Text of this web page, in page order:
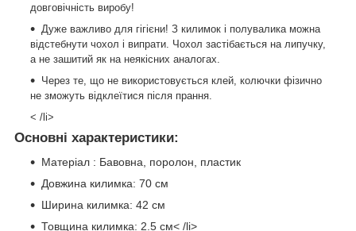
довговічність виробу!
Дуже важливо для гігієни! З килимок і полувалика можна
відстебнути чохол і випрати. Чохол застібається на липучку,
а не зашитий як на неякісних аналогах.
Через те, що не використовується клей, колючки фізично
не зможуть відклеїтися після прання.
< /li>
Основні характеристики:
Матеріал : Бавовна, поролон, пластик
Довжина килимка: 70 см
Ширина килимка: 42 см
Товщина килимка: 2.5 см< /li>